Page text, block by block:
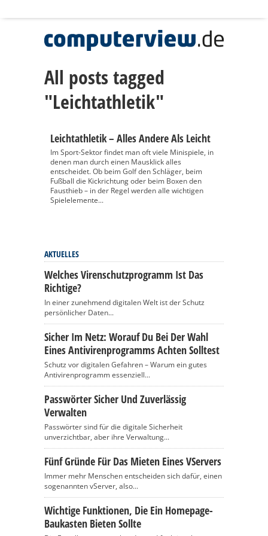
All posts tagged
"Leichtathletik"
Leichtathletik – Alles Andere Als Leicht
Im Sport-Sektor findet man oft viele Minispiele, in
denen man durch einen Mausklick alles
entscheidet. Ob beim Golf den Schläger, beim
Fußball die Kickrichtung oder beim Boxen den
Fausthieb – in der Regel werden alle wichtigen
Spielelemente...
AKTUELLES
Welches Virenschutzprogramm Ist Das
Richtige?
In einer zunehmend digitalen Welt ist der Schutz
persönlicher Daten...
Sicher Im Netz: Worauf Du Bei Der Wahl
Eines Antivirenprogramms Achten Solltest
Schutz vor digitalen Gefahren – Warum ein gutes
Antivirenprogramm essenziell...
Passwörter Sicher Und Zuverlässig
Verwalten
Passwörter sind für die digitale Sicherheit
unverzichtbar, aber ihre Verwaltung...
Fünf Gründe Für Das Mieten Eines VServers
Immer mehr Menschen entscheiden sich dafür, einen
sogenannten vServer, also...
Wichtige Funktionen, Die Ein Homepage-
Baukasten Bieten Sollte